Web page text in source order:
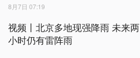
8月7日 07:19
视频丨北京多地现强降雨 未来两
小时仍有雷阵雨